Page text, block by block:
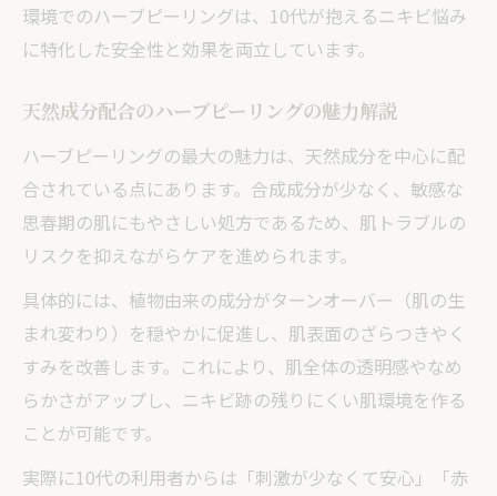
環境でのハーブピーリングは、10代が抱えるニキビ悩み
に特化した安全性と効果を両立しています。
天然成分配合のハーブピーリングの魅力解説
ハーブピーリングの最大の魅力は、天然成分を中心に配
合されている点にあります。合成成分が少なく、敏感な
思春期の肌にもやさしい処方であるため、肌トラブルの
リスクを抑えながらケアを進められます。
具体的には、植物由来の成分がターンオーバー（肌の生
まれ変わり）を穏やかに促進し、肌表面のざらつきやく
すみを改善します。これにより、肌全体の透明感やなめ
らかさがアップし、ニキビ跡の残りにくい肌環境を作る
ことが可能です。
実際に10代の利用者からは「刺激が少なくて安心」「赤